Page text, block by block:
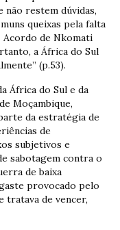
não restem dúvidas,
queixas pela falta
Acordo de Nkomati
a África do Sul
(p.53).
África do Sul e da
Moçambique,
da estratégia de
de
subjetivos e
sabotagem contra o
de baixa
provocado pelo
tratava de vencer,